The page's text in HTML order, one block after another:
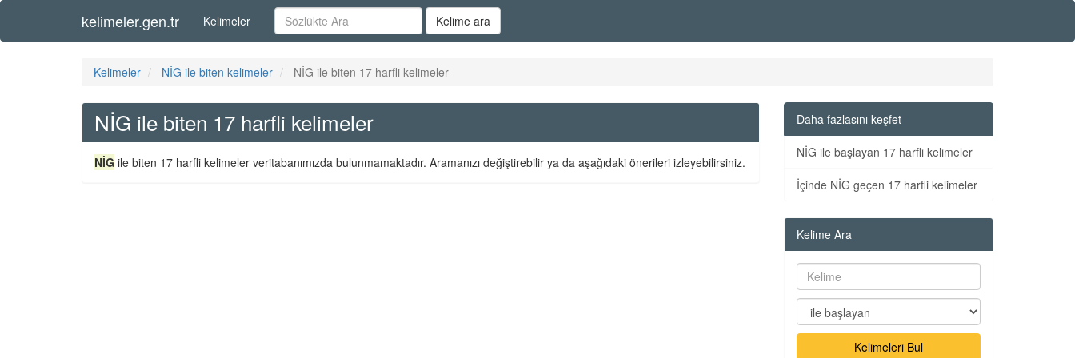
kelimeler.gen.tr Kelimeler Kelime ara
Kelimeler NİG ile biten kelimeler NİG ile biten 17 harfli kelimeler
NİG ile biten 17 harfli kelimeler
NİG ile biten 17 harfli kelimeler veritabanımızda bulunmamaktadır. Aramanızı değiştirebilir ya da aşağıdaki önerileri izleyebilirsiniz.
Daha fazlasını keşfet
NİG ile başlayan 17 harfli kelimeler
İçinde NİG geçen 17 harfli kelimeler
Kelime Ara
Kelimeleri Bul